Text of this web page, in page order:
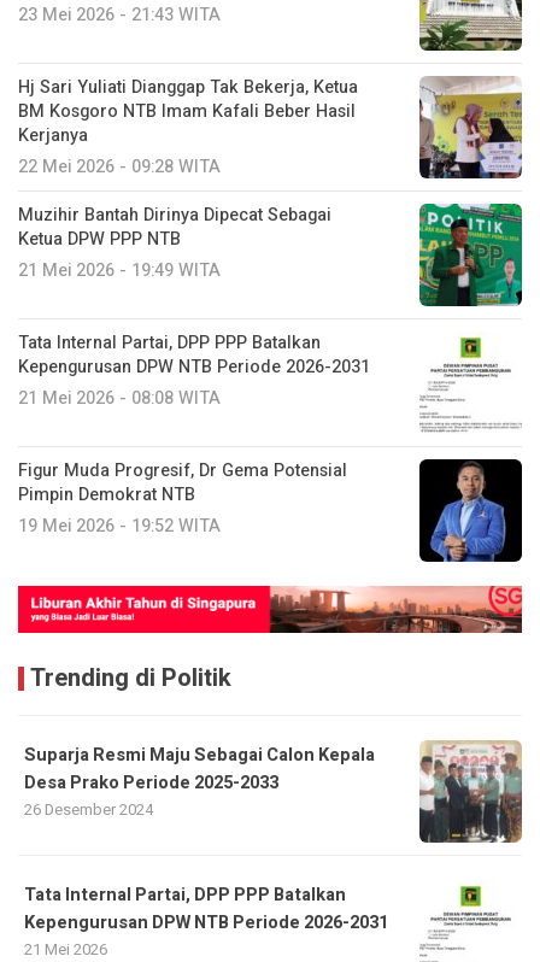
23 Mei 2026 - 21:43 WITA
Hj Sari Yuliati Dianggap Tak Bekerja, Ketua
BM Kosgoro NTB Imam Kafali Beber Hasil
Kerjanya
22 Mei 2026 - 09:28 WITA
Muzihir Bantah Dirinya Dipecat Sebagai
Ketua DPW PPP NTB
21 Mei 2026 - 19:49 WITA
Tata Internal Partai, DPP PPP Batalkan
Kepengurusan DPW NTB Periode 2026-2031
21 Mei 2026 - 08:08 WITA
Figur Muda Progresif, Dr Gema Potensial
Pimpin Demokrat NTB
19 Mei 2026 - 19:52 WITA
Trending di Politik
Suparja Resmi Maju Sebagai Calon Kepala
Desa Prako Periode 2025-2033
26 Desember 2024
Tata Internal Partai, DPP PPP Batalkan
Kepengurusan DPW NTB Periode 2026-2031
21 Mei 2026